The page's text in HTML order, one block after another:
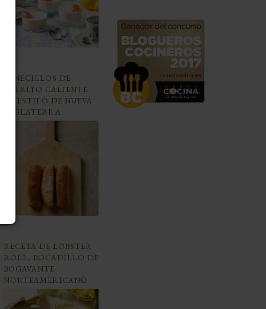
PANECILLOS DE
PERRITO CALIENTE
AL ESTILO DE NUEVA
INGLATERRA
RECETA DE LOBSTER
ROLL, BOCADILLO DE
BOGAVANTE
NORTEAMERICANO